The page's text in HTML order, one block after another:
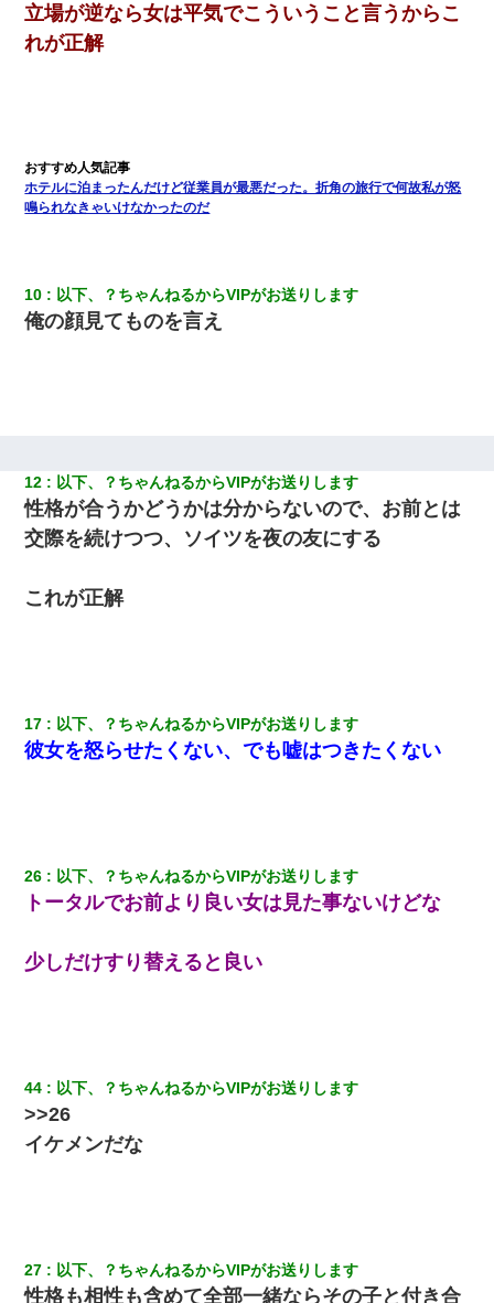
9月に付き合い始めたけどこの、この人と結婚はないわと判断して
子供の頃、母の弟にイタズラされてて中学に入ってから関係を持
ってしまった。拒絶したら「全部バラしてやる」と脅迫されたの
【戦争】不妊の俺嫁に弟嫁が2日間4歳児を託児 俺嫁はそこまで気
にしてなかったが、あまりにも子供が俺嫁に懐くので最後らへん
顔引きつってた → そして弟嫁が迎えに来た翌日…
三年働いてたパートを突然クビになった。しかし元職場の主要取
引先のトップが母方の叔父だったので…
立場が逆なら女は平気でこういうこと言うからこ
れが正解
ホテルに泊まったんだけど従業員が最悪だった。折角の旅行で何故私が怒
鳴られなきゃいけなかったのだ
10 以下、？ちゃんねるからVIPがお送りします
俺の顔見てものを言え
12 以下、？ちゃんねるからVIPがお送りします
性格が合うかどうかは分からないので、お前とは
交際を続けつつ、ソイツを夜の友にする
これが正解
17 以下、？ちゃんねるからVIPがお送りします
彼女を怒らせたくない、でも嘘はつきたくない
26 以下、？ちゃんねるからVIPがお送りします
トータルでお前より良い女は見た事ないけどな
少しだけすり替えると良い
44 以下、？ちゃんねるからVIPがお送りします
>>26
イケメンだな
27 以下、？ちゃんねるからVIPがお送りします
性格も相性も含めて全部一緒ならその子と付き合